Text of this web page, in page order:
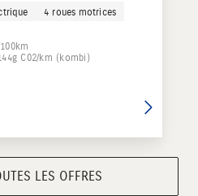
4 roues motrices
C02/km (kombi)
LES OFFRES